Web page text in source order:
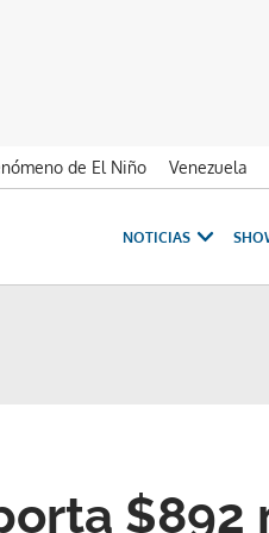
de El Niño Venezuela
NOTICIAS
$892